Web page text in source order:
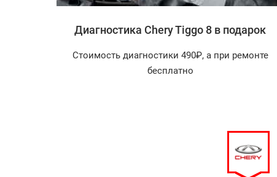
Диагностика Chery Tiggo 8 в подарок
Стоимость диагностики 490₽, а при ремонте
бесплатно